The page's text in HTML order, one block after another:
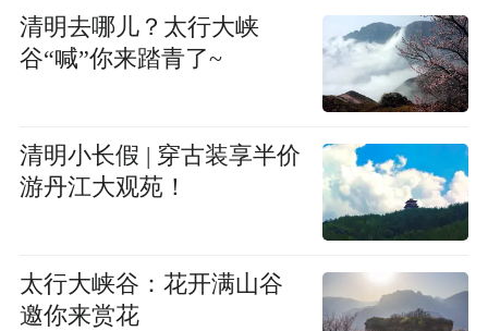
清明去哪儿？太行大峡
谷“喊”你来踏青了~
清明小长假 | 穿古装享半价
游丹江大观苑！
太行大峡谷：花开满山谷
邀你来赏花